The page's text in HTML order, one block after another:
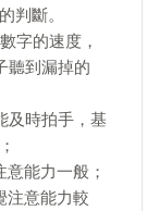
判斷。
字的速度，
聽到漏掉的
及時拍手，基
能力一般；
注意能力較